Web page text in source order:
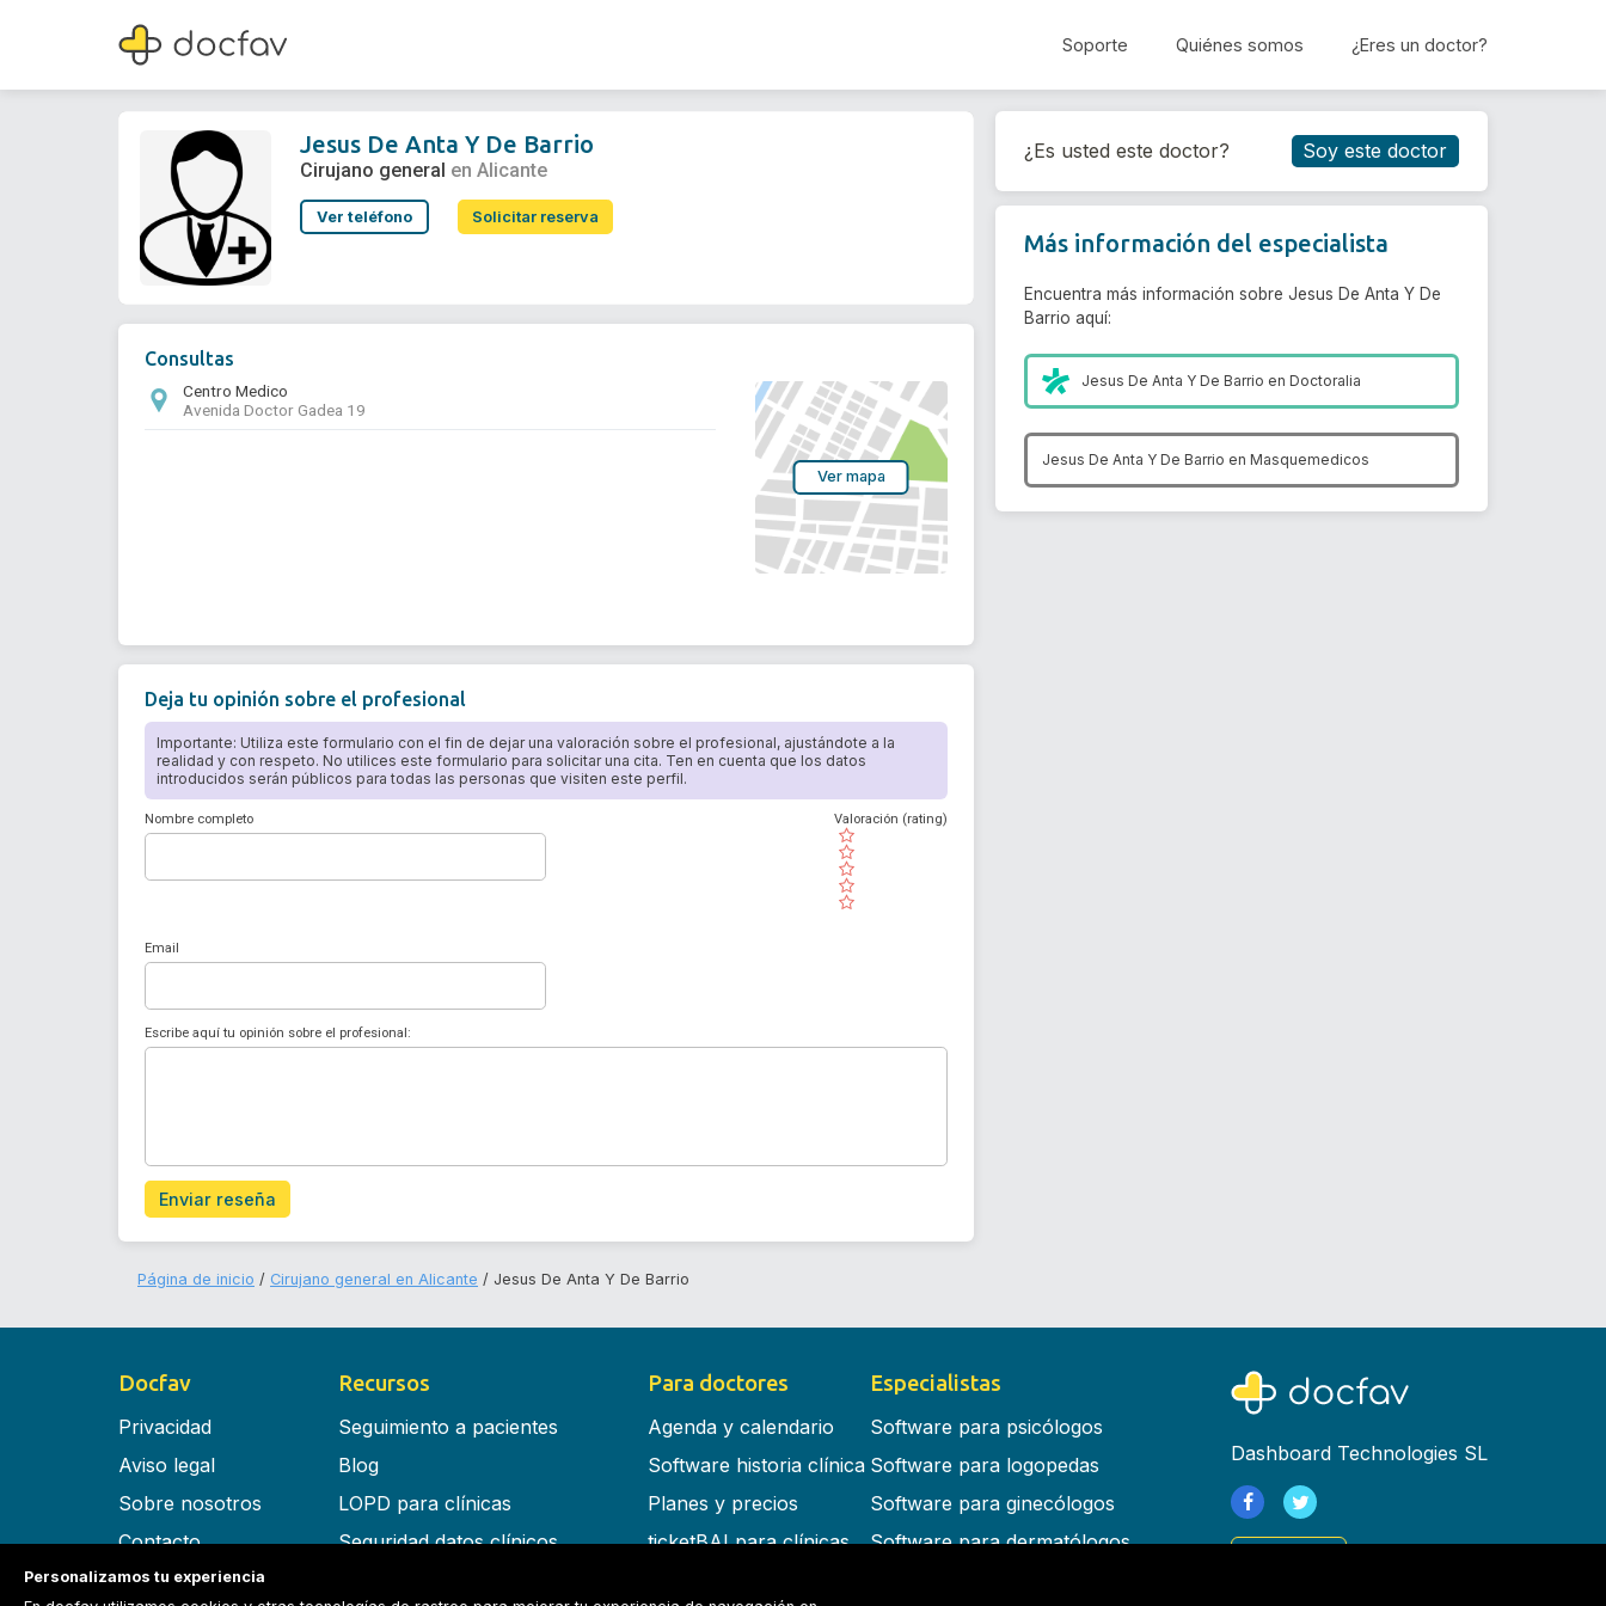
Soporte Quiénes somos ¿Eres un doctor?
Jesus De Anta Y De Barrio
Cirujano general
Reservar cita
Jesus De Anta Y De Barrio
Cirujano general en Alicante
Ver teléfono Solicitar reserva
Consultas
Centro Medico
Avenida Doctor Gadea 19
Ver mapa
Deja tu opinión sobre el profesional
Importante: Utiliza este formulario con el fin de dejar una valoración sobre el profesional, ajustándote a la
realidad y con respeto. No utilices este formulario para solicitar una cita. Ten en cuenta que los datos
introducidos serán públicos para todas las personas que visiten este perfil.
Nombre completo
( )
( )
( )
( )
( )
Valoración (rating)
Email
Escribe aquí tu opinión sobre el profesional:
Enviar reseña
¿Es usted este doctor? Soy este doctor
Más información del especialista
Encuentra más información sobre Jesus De Anta Y De
Barrio aquí:
Jesus De Anta Y De Barrio enDoctoralia
Jesus De Anta Y De Barrio en Masquemedicos
Página de inicio Cirujano general en Alicante Jesus De Anta Y De Barrio
Docfav
Privacidad
Aviso legal
Sobre nosotros
Contacto
Términos y condiciones
Recursos
Seguimiento a pacientes
Blog
LOPD para clínicas
Seguridad datos clínicos
Para doctores
Agenda y calendario
Software historia clínica
Planes y precios
ticketBAI para clínicas
Especialistas
Software para psicólogos
Software para logopedas
Software para ginecólogos
Software para dermatólogos
Dashboard Technologies SL
Personalizamos tu experiencia